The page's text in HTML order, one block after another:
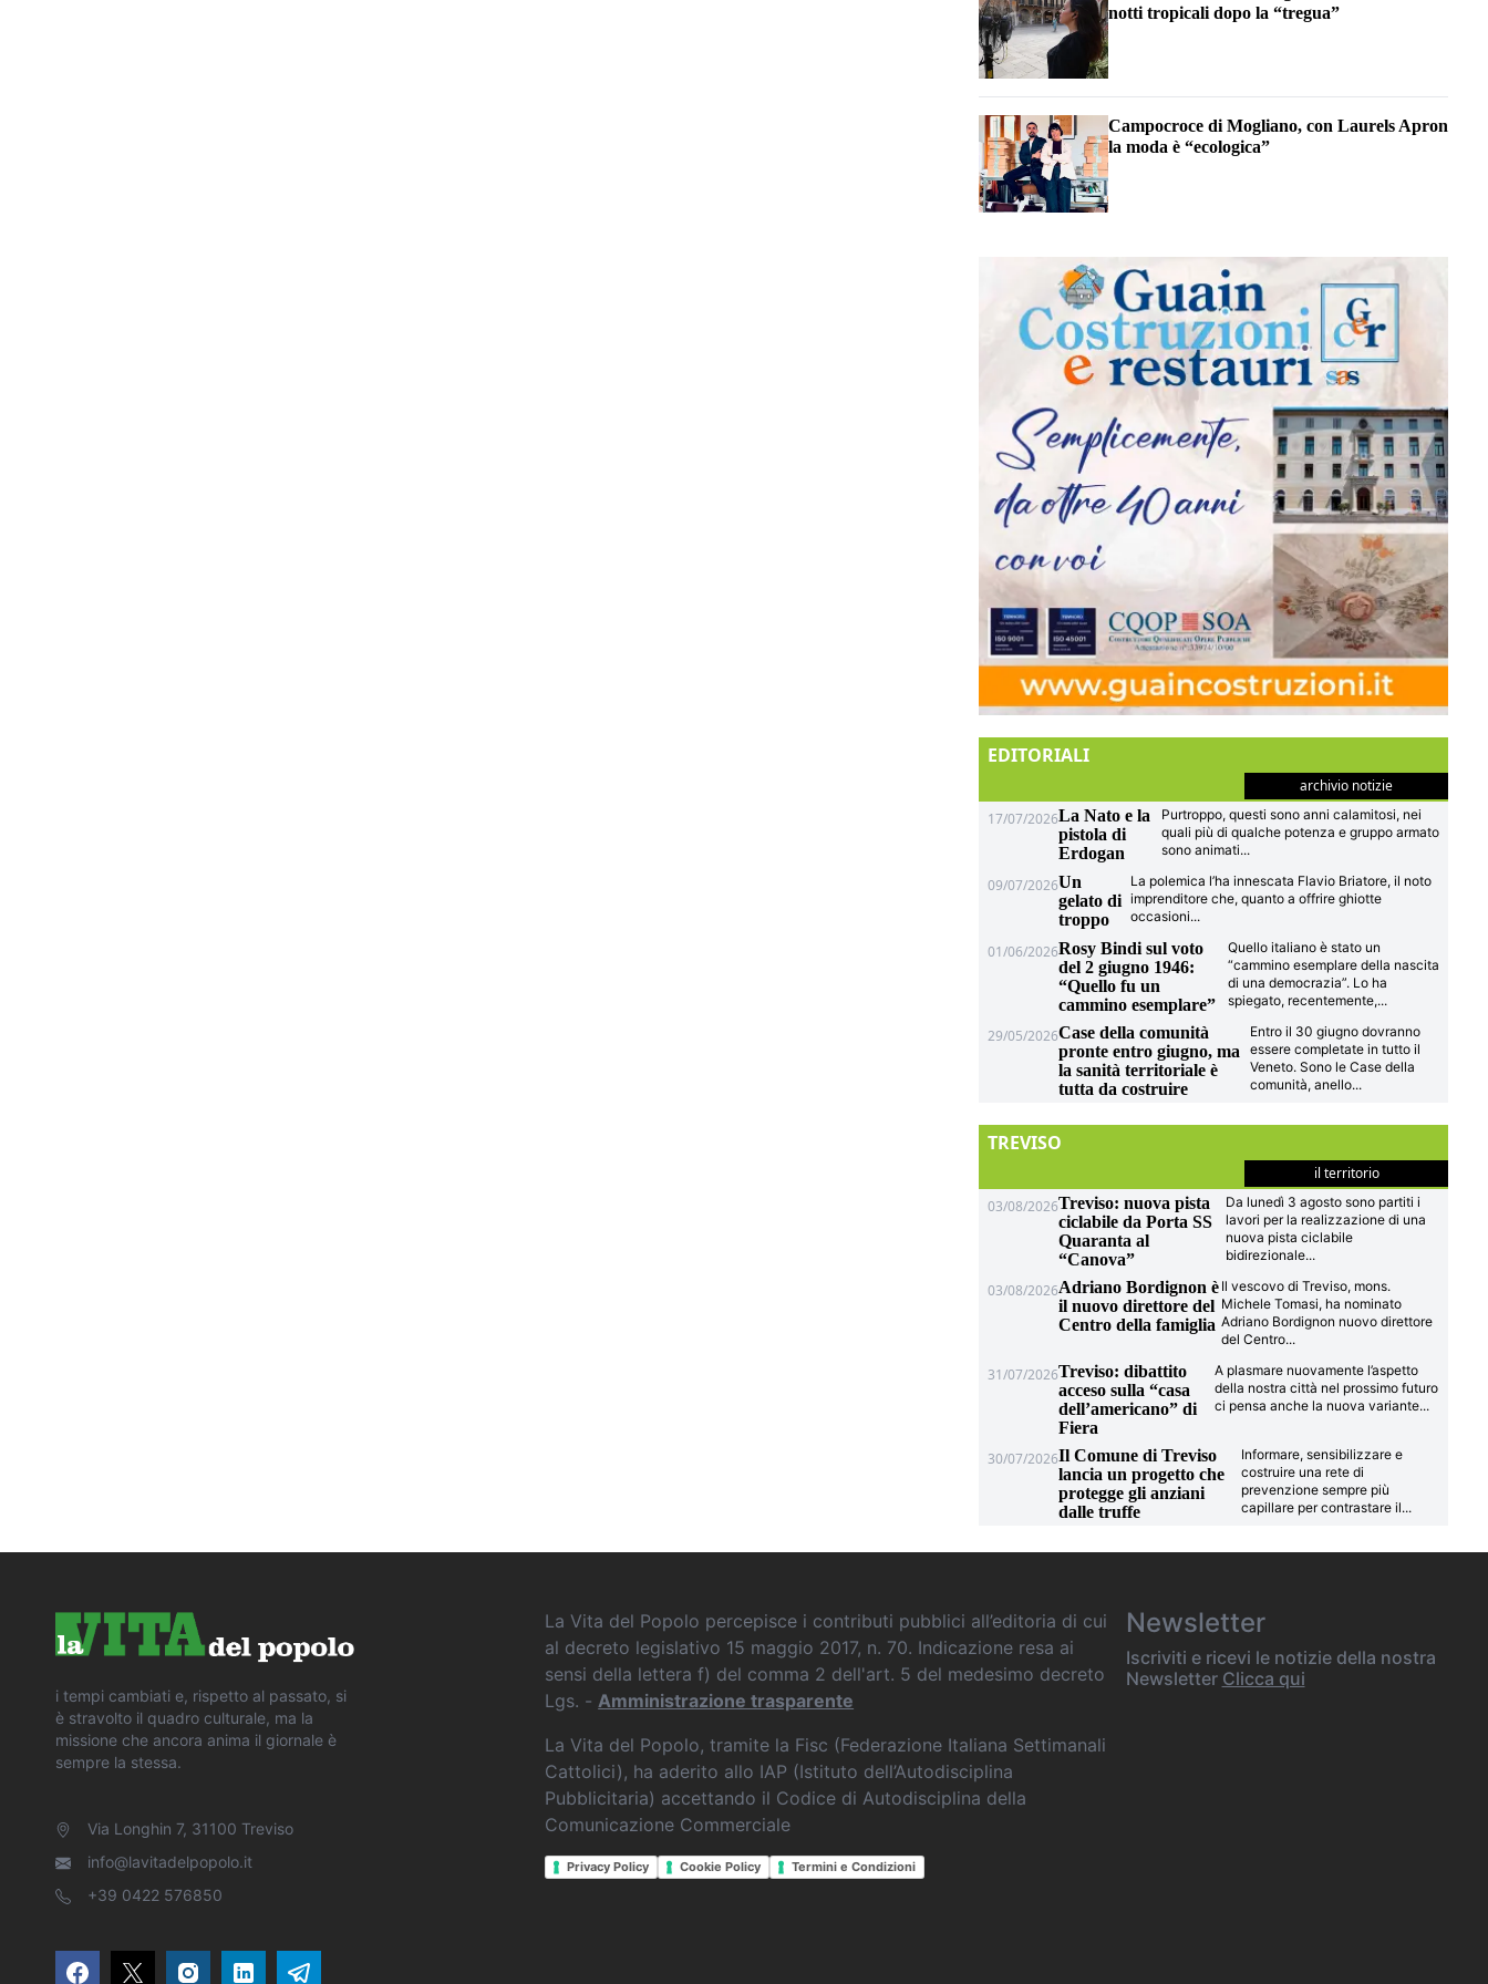
notti tropicali dopo la “tregua”
Campocroce di Mogliano, con Laurels Apron
la moda è “ecologica”
EDITORIALI
archivio notizie
17/07/2026La Nato e la
pistola di
Erdogan
Purtroppo, questi sono anni calamitosi, nei
quali più di qualche potenza e gruppo armato
sono animati...
09/07/2026Un
gelato di
troppo
La polemica l’ha innescata Flavio Briatore, il noto
imprenditore che, quanto a offrire ghiotte
occasioni...
01/06/2026Rosy Bindi sul voto
del 2 giugno 1946:
“Quello fu un
cammino esemplare”
Quello italiano è stato un
“cammino esemplare della nascita
di una democrazia”. Lo ha
spiegato, recentemente,...
29/05/2026Case della comunità
pronte entro giugno, ma
la sanità territoriale è
tutta da costruire
Entro il 30 giugno dovranno
essere completate in tutto il
Veneto. Sono le Case della
comunità, anello...
TREVISO
il territorio
03/08/2026Treviso: nuova pista
ciclabile da Porta SS
Quaranta al
“Canova”
Da lunedì 3 agosto sono partiti i
lavori per la realizzazione di una
nuova pista ciclabile
bidirezionale...
03/08/2026Adriano Bordignon è
il nuovo direttore del
Centro della famiglia
Il vescovo di Treviso, mons.
Michele Tomasi, ha nominato
Adriano Bordignon nuovo direttore
del Centro...
31/07/2026Treviso: dibattito
acceso sulla “casa
dell’americano” di
Fiera
A plasmare nuovamente l’aspetto
della nostra città nel prossimo futuro
ci pensa anche la nuova variante...
30/07/2026Il Comune di Treviso
lancia un progetto che
protegge gli anziani
dalle truffe
Informare, sensibilizzare e
costruire una rete di
prevenzione sempre più
capillare per contrastare il...
i tempi cambiati e, rispetto al passato, si
è stravolto il quadro culturale, ma la
missione che ancora anima il giornale è
sempre la stessa.
Via Longhin 7, 31100 Treviso
info@lavitadelpopolo.it
+39 0422 576850
La Vita del Popolo percepisce i contributi pubblici all’editoria di cui
al decreto legislativo 15 maggio 2017, n. 70. Indicazione resa ai
sensi della lettera f) del comma 2 dell'art. 5 del medesimo decreto
Lgs. -Amministrazione trasparente
La Vita del Popolo, tramite la Fisc (Federazione Italiana Settimanali
Cattolici), ha aderito allo IAP (Istituto dell’Autodisciplina
Pubblicitaria) accettando il Codice di Autodisciplina della
Comunicazione Commerciale
Privacy Policy Cookie Policy Termini e Condizioni
Newsletter
Iscriviti e ricevi le notizie della nostra
Newsletter Clicca qui